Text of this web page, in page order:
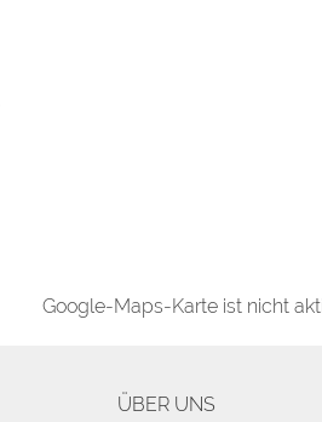
Google-Maps-Karte ist nicht
ÜBER UNS